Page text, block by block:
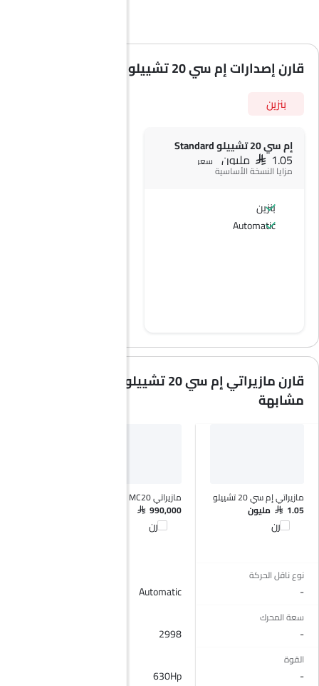
قارن إصدارات إم سي 20 تشييلو حسب المواصفات
بنزين
إم سي 20 تشييلو Standard
SAR 1.05 مليون سعر
مزايا النسخة الأساسية
بنزين
Automatic
قارن مازيراتي إم سي 20 تشييلو مع سيارات
مشابهة
مازيراتي إم سي 20 تشييلو
SAR 1.05 مليون
قارن
مازيراتي MC20
SAR 990,000
قارن
نوع ناقل الحركة
-
Automatic
سعة المحرك
-
2998
القوة
-
630Hp